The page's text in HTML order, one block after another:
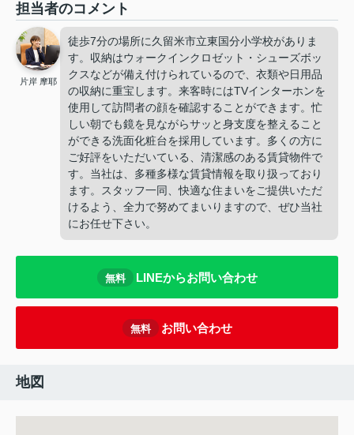
担当者のコメント
片岸 摩耶
徒歩7分の場所に久留米市立東国分小学校がありま
す。収納はウォークインクロゼット・シューズボッ
クスなどが備え付けられているので、衣類や日用品
の収納に重宝します。来客時にはTVインターホンを
使用して訪問者の顔を確認することができます。忙
しい朝でも鏡を見ながらサッと身支度を整えること
ができる洗面化粧台を採用しています。多くの方に
ご好評をいただいている、清潔感のある賃貸物件で
す。当社は、多種多様な賃貸情報を取り扱っており
ます。スタッフ一同、快適な住まいをご提供いただ
けるよう、全力で努めてまいりますので、ぜひ当社
にお任せ下さい。
無料 LINEからお問い合わせ
無料 お問い合わせ
地図